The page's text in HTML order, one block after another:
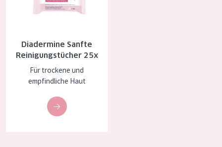
Diadermine Sanfte
Reinigungstücher 25x
Für trockene und
empfindliche Haut